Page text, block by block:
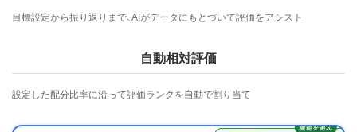
目標設定から振り返りまで、AIがデータにもとづいて評価をアシスト
自動相対評価
設定した配分比率に沿って評価ランクを自動で割り当て